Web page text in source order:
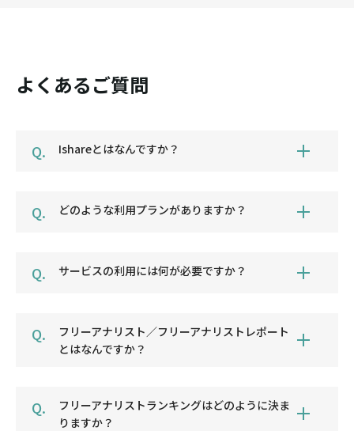
よくあるご質問
Q. Ishareとはなんですか？
Q. どのような利用プランがありますか？
Q. サービスの利用には何が必要ですか？
Q.
フリーアナリスト／フリーアナリストレポート
とはなんですか？
Q.
フリーアナリストランキングはどのように決ま
りますか？